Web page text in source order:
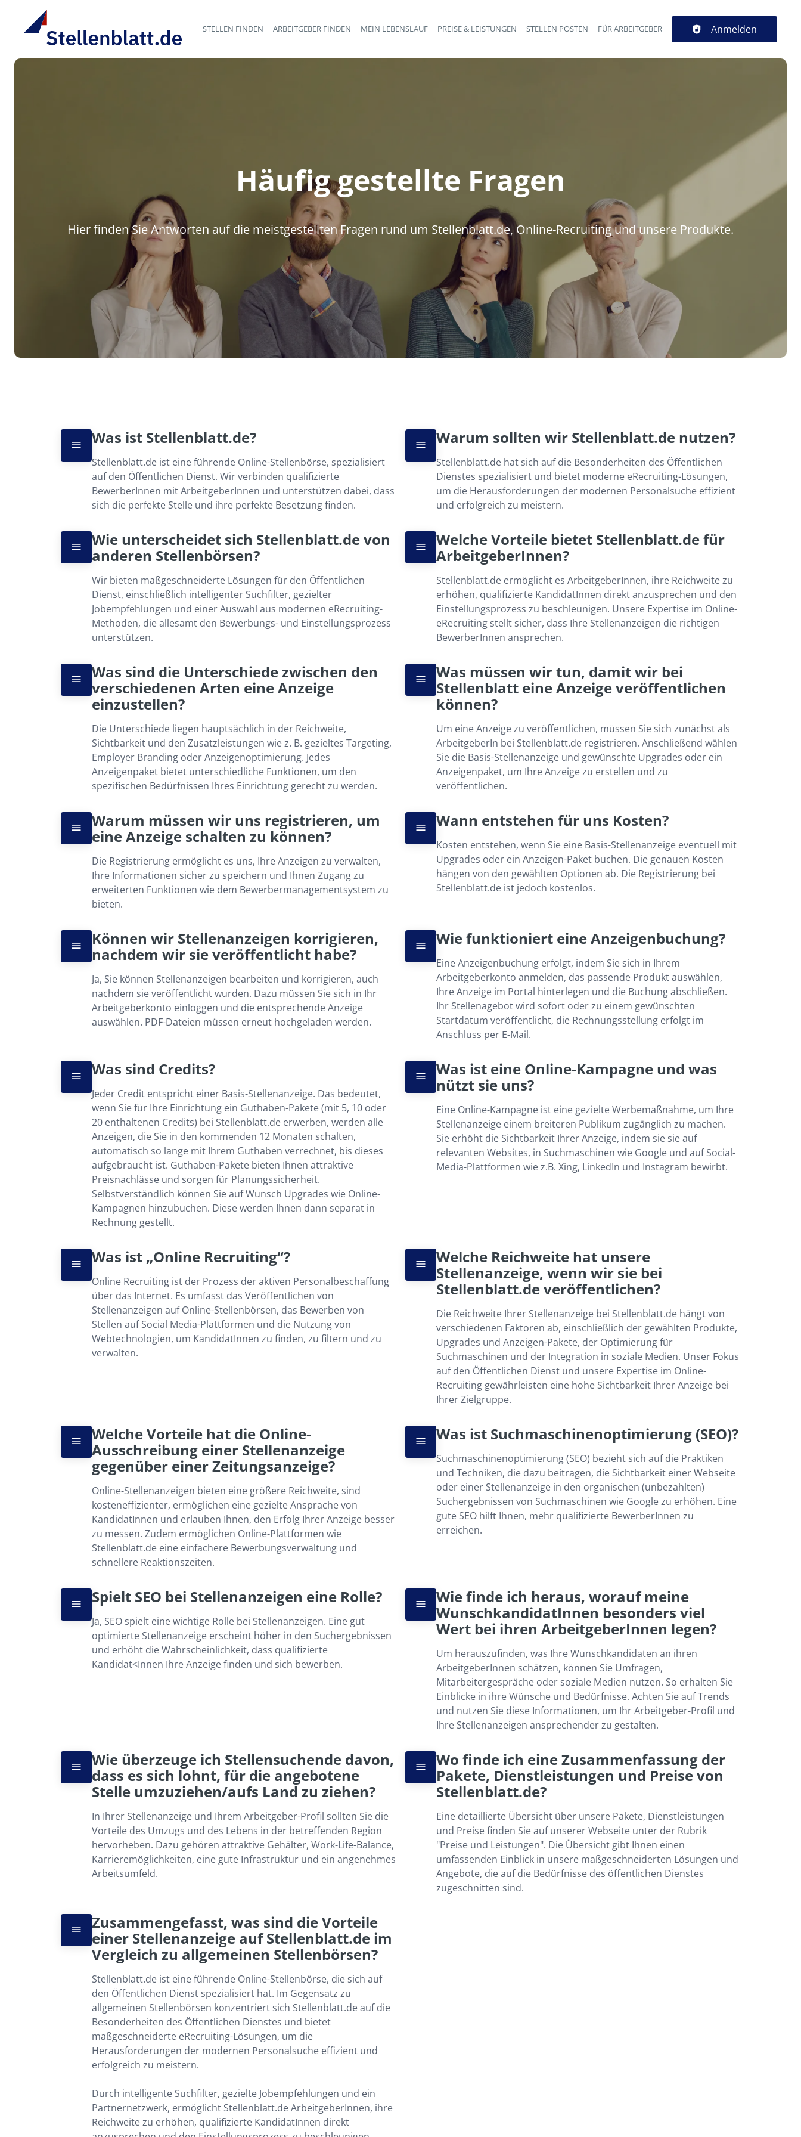
Haupt-Navigation
STELLEN FINDEN ARBEITGEBER FINDEN MEIN LEBENSLAUF PREISE & LEISTUNGEN STELLEN POSTEN FÜR ARBEITGEBER Anmelden
Häufig gestellte Fragen
Hier finden Sie Antworten auf die meistgestellten Fragen rund um Stellenblatt.de, Online-Recruiting und unsere Produkte.
Was ist Stellenblatt.de?
Stellenblatt.de ist eine führende Online-Stellenbörse, spezialisiert
auf den Öffentlichen Dienst. Wir verbinden qualifizierte
BewerberInnen mit ArbeitgeberInnen und unterstützen dabei, dass
sich die perfekte Stelle und ihre perfekte Besetzung finden.
Warum sollten wir Stellenblatt.de nutzen?
Stellenblatt.de hat sich auf die Besonderheiten des Öffentlichen
Dienstes spezialisiert und bietet moderne eRecruiting-Lösungen,
um die Herausforderungen der modernen Personalsuche effizient
und erfolgreich zu meistern.
Wie unterscheidet sich Stellenblatt.de von
anderen Stellenbörsen?
Wir bieten maßgeschneiderte Lösungen für den Öffentlichen
Dienst, einschließlich intelligenter Suchfilter, gezielter
Jobempfehlungen und einer Auswahl aus modernen eRecruiting-
Methoden, die allesamt den Bewerbungs- und Einstellungsprozess
unterstützen.
Welche Vorteile bietet Stellenblatt.de für
ArbeitgeberInnen?
Stellenblatt.de ermöglicht es ArbeitgeberInnen, ihre Reichweite zu
erhöhen, qualifizierte KandidatInnen direkt anzusprechen und den
Einstellungsprozess zu beschleunigen. Unsere Expertise im Online-
eRecruiting stellt sicher, dass Ihre Stellenanzeigen die richtigen
BewerberInnen ansprechen.
Was sind die Unterschiede zwischen den
verschiedenen Arten eine Anzeige
einzustellen?
Die Unterschiede liegen hauptsächlich in der Reichweite,
Sichtbarkeit und den Zusatzleistungen wie z. B. gezieltes Targeting,
Employer Branding oder Anzeigenoptimierung. Jedes
Anzeigenpaket bietet unterschiedliche Funktionen, um den
spezifischen Bedürfnissen Ihres Einrichtung gerecht zu werden.
Was müssen wir tun, damit wir bei
Stellenblatt eine Anzeige veröffentlichen
können?
Um eine Anzeige zu veröffentlichen, müssen Sie sich zunächst als
ArbeitgeberIn bei Stellenblatt.de registrieren. Anschließend wählen
Sie die Basis-Stellenanzeige und gewünschte Upgrades oder ein
Anzeigenpaket, um Ihre Anzeige zu erstellen und zu
veröffentlichen.
Warum müssen wir uns registrieren, um
eine Anzeige schalten zu können?
Die Registrierung ermöglicht es uns, Ihre Anzeigen zu verwalten,
Ihre Informationen sicher zu speichern und Ihnen Zugang zu
erweiterten Funktionen wie dem Bewerbermanagementsystem zu
bieten.
Wann entstehen für uns Kosten?
Kosten entstehen, wenn Sie eine Basis-Stellenanzeige eventuell mit
Upgrades oder ein Anzeigen-Paket buchen. Die genauen Kosten
hängen von den gewählten Optionen ab. Die Registrierung bei
Stellenblatt.de ist jedoch kostenlos.
Können wir Stellenanzeigen korrigieren,
nachdem wir sie veröffentlicht habe?
Ja, Sie können Stellenanzeigen bearbeiten und korrigieren, auch
nachdem sie veröffentlicht wurden. Dazu müssen Sie sich in Ihr
Arbeitgeberkonto einloggen und die entsprechende Anzeige
auswählen. PDF-Dateien müssen erneut hochgeladen werden.
Wie funktioniert eine Anzeigenbuchung?
Eine Anzeigenbuchung erfolgt, indem Sie sich in Ihrem
Arbeitgeberkonto anmelden, das passende Produkt auswählen,
Ihre Anzeige im Portal hinterlegen und die Buchung abschließen.
Ihr Stellenagebot wird sofort oder zu einem gewünschten
Startdatum veröffentlicht, die Rechnungsstellung erfolgt im
Anschluss per E-Mail.
Was sind Credits?
Jeder Credit entspricht einer Basis-Stellenanzeige. Das bedeutet,
wenn Sie für Ihre Einrichtung ein Guthaben-Pakete (mit 5, 10 oder
20 enthaltenen Credits) bei Stellenblatt.de erwerben, werden alle
Anzeigen, die Sie in den kommenden 12 Monaten schalten,
automatisch so lange mit Ihrem Guthaben verrechnet, bis dieses
aufgebraucht ist. Guthaben-Pakete bieten Ihnen attraktive
Preisnachlässe und sorgen für Planungssicherheit.
Selbstverständlich können Sie auf Wunsch Upgrades wie Online-
Kampagnen hinzubuchen. Diese werden Ihnen dann separat in
Rechnung gestellt.
Was ist eine Online-Kampagne und was
nützt sie uns?
Eine Online-Kampagne ist eine gezielte Werbemaßnahme, um Ihre
Stellenanzeige einem breiteren Publikum zugänglich zu machen.
Sie erhöht die Sichtbarkeit Ihrer Anzeige, indem sie sie auf
relevanten Websites, in Suchmaschinen wie Google und auf Social-
Media-Plattformen wie z.B. Xing, LinkedIn und Instagram bewirbt.
Was ist „Online Recruiting“?
Online Recruiting ist der Prozess der aktiven Personalbeschaffung
über das Internet. Es umfasst das Veröffentlichen von
Stellenanzeigen auf Online-Stellenbörsen, das Bewerben von
Stellen auf Social Media-Plattformen und die Nutzung von
Webtechnologien, um KandidatInnen zu finden, zu filtern und zu
verwalten.
Welche Reichweite hat unsere
Stellenanzeige, wenn wir sie bei
Stellenblatt.de veröffentlichen?
Die Reichweite Ihrer Stellenanzeige bei Stellenblatt.de hängt von
verschiedenen Faktoren ab, einschließlich der gewählten Produkte,
Upgrades und Anzeigen-Pakete, der Optimierung für
Suchmaschinen und der Integration in soziale Medien. Unser Fokus
auf den Öffentlichen Dienst und unsere Expertise im Online-
Recruiting gewährleisten eine hohe Sichtbarkeit Ihrer Anzeige bei
Ihrer Zielgruppe.
Welche Vorteile hat die Online-
Ausschreibung einer Stellenanzeige
gegenüber einer Zeitungsanzeige?
Online-Stellenanzeigen bieten eine größere Reichweite, sind
kosteneffizienter, ermöglichen eine gezielte Ansprache von
KandidatInnen und erlauben Ihnen, den Erfolg Ihrer Anzeige besser
zu messen. Zudem ermöglichen Online-Plattformen wie
Stellenblatt.de eine einfachere Bewerbungsverwaltung und
schnellere Reaktionszeiten.
Was ist Suchmaschinenoptimierung (SEO)?
Suchmaschinenoptimierung (SEO) bezieht sich auf die Praktiken
und Techniken, die dazu beitragen, die Sichtbarkeit einer Webseite
oder einer Stellenanzeige in den organischen (unbezahlten)
Suchergebnissen von Suchmaschinen wie Google zu erhöhen. Eine
gute SEO hilft Ihnen, mehr qualifizierte BewerberInnen zu
erreichen.
Spielt SEO bei Stellenanzeigen eine Rolle?
Ja, SEO spielt eine wichtige Rolle bei Stellenanzeigen. Eine gut
optimierte Stellenanzeige erscheint höher in den Suchergebnissen
und erhöht die Wahrscheinlichkeit, dass qualifizierte
Kandidat<Innen Ihre Anzeige finden und sich bewerben.
Wie finde ich heraus, worauf meine
WunschkandidatInnen besonders viel
Wert bei ihren ArbeitgeberInnen legen?
Um herauszufinden, was Ihre Wunschkandidaten an ihren
ArbeitgeberInnen schätzen, können Sie Umfragen,
Mitarbeitergespräche oder soziale Medien nutzen. So erhalten Sie
Einblicke in ihre Wünsche und Bedürfnisse. Achten Sie auf Trends
und nutzen Sie diese Informationen, um Ihr Arbeitgeber-Profil und
Ihre Stellenanzeigen ansprechender zu gestalten.
Wie überzeuge ich Stellensuchende davon,
dass es sich lohnt, für die angebotene
Stelle umzuziehen/aufs Land zu ziehen?
In Ihrer Stellenanzeige und Ihrem Arbeitgeber-Profil sollten Sie die
Vorteile des Umzugs und des Lebens in der betreffenden Region
hervorheben. Dazu gehören attraktive Gehälter, Work-Life-Balance,
Karrieremöglichkeiten, eine gute Infrastruktur und ein angenehmes
Arbeitsumfeld.
Wo finde ich eine Zusammenfassung der
Pakete, Dienstleistungen und Preise von
Stellenblatt.de?
Eine detaillierte Übersicht über unsere Pakete, Dienstleistungen
und Preise finden Sie auf unserer Webseite unter der Rubrik
"Preise und Leistungen". Die Übersicht gibt Ihnen einen
umfassenden Einblick in unsere maßgeschneiderten Lösungen und
Angebote, die auf die Bedürfnisse des öffentlichen Dienstes
zugeschnitten sind.
Zusammengefasst, was sind die Vorteile
einer Stellenanzeige auf Stellenblatt.de im
Vergleich zu allgemeinen Stellenbörsen?
Stellenblatt.de ist eine führende Online-Stellenbörse, die sich auf
den Öffentlichen Dienst spezialisiert hat. Im Gegensatz zu
allgemeinen Stellenbörsen konzentriert sich Stellenblatt.de auf die
Besonderheiten des Öffentlichen Dienstes und bietet
maßgeschneiderte eRecruiting-Lösungen, um die
Herausforderungen der modernen Personalsuche effizient und
erfolgreich zu meistern.
Durch intelligente Suchfilter, gezielte Jobempfehlungen und ein
Partnernetzwerk, ermöglicht Stellenblatt.de ArbeitgeberInnen, ihre
Reichweite zu erhöhen, qualifizierte KandidatInnen direkt